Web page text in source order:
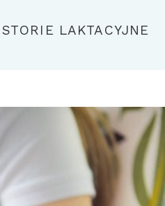
LAKTACYJNE